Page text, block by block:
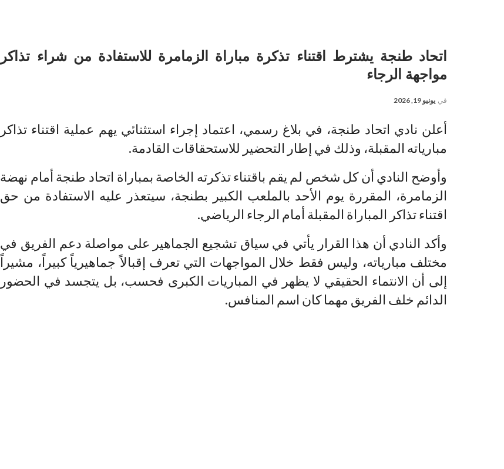
اتحاد طنجة يشترط اقتناء تذكرة مباراة الزمامرة للاستفادة من شراء تذاكر
مواجهة الرجاء
في يونيو 19, 2026
أعلن نادي اتحاد طنجة، في بلاغ رسمي، اعتماد إجراء استثنائي يهم عملية اقتناء تذاكر
مبارياته المقبلة، وذلك في إطار التحضير للاستحقاقات القادمة.
وأوضح النادي أن كل شخص لم يقم باقتناء تذكرته الخاصة بمباراة اتحاد طنجة أمام نهضة
الزمامرة، المقررة يوم الأحد بالملعب الكبير بطنجة، سيتعذر عليه الاستفادة من حق
اقتناء تذاكر المباراة المقبلة أمام الرجاء الرياضي.
وأكد النادي أن هذا القرار يأتي في سياق تشجيع الجماهير على مواصلة دعم الفريق في
مختلف مبارياته، وليس فقط خلال المواجهات التي تعرف إقبالاً جماهيرياً كبيراً، مشيراً
إلى أن الانتماء الحقيقي لا يظهر في المباريات الكبرى فحسب، بل يتجسد في الحضور
الدائم خلف الفريق مهما كان اسم المنافس.